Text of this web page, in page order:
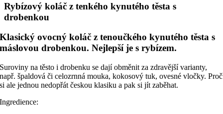
Rybízový koláč z tenkého kynutého těsta s
drobenkou
Klasický ovocný koláč z tenoučkého kynutého těsta s
máslovou drobenkou. Nejlepší je s rybízem.
Suroviny na těsto i drobenku se dají obměnit za zdravější varianty,
např. špaldová či celozrnná mouka, kokosový tuk, ovesné vločky. Proč
si ale jednou nedopřát českou klasiku a pak si jít zaběhat.
Ingredience: